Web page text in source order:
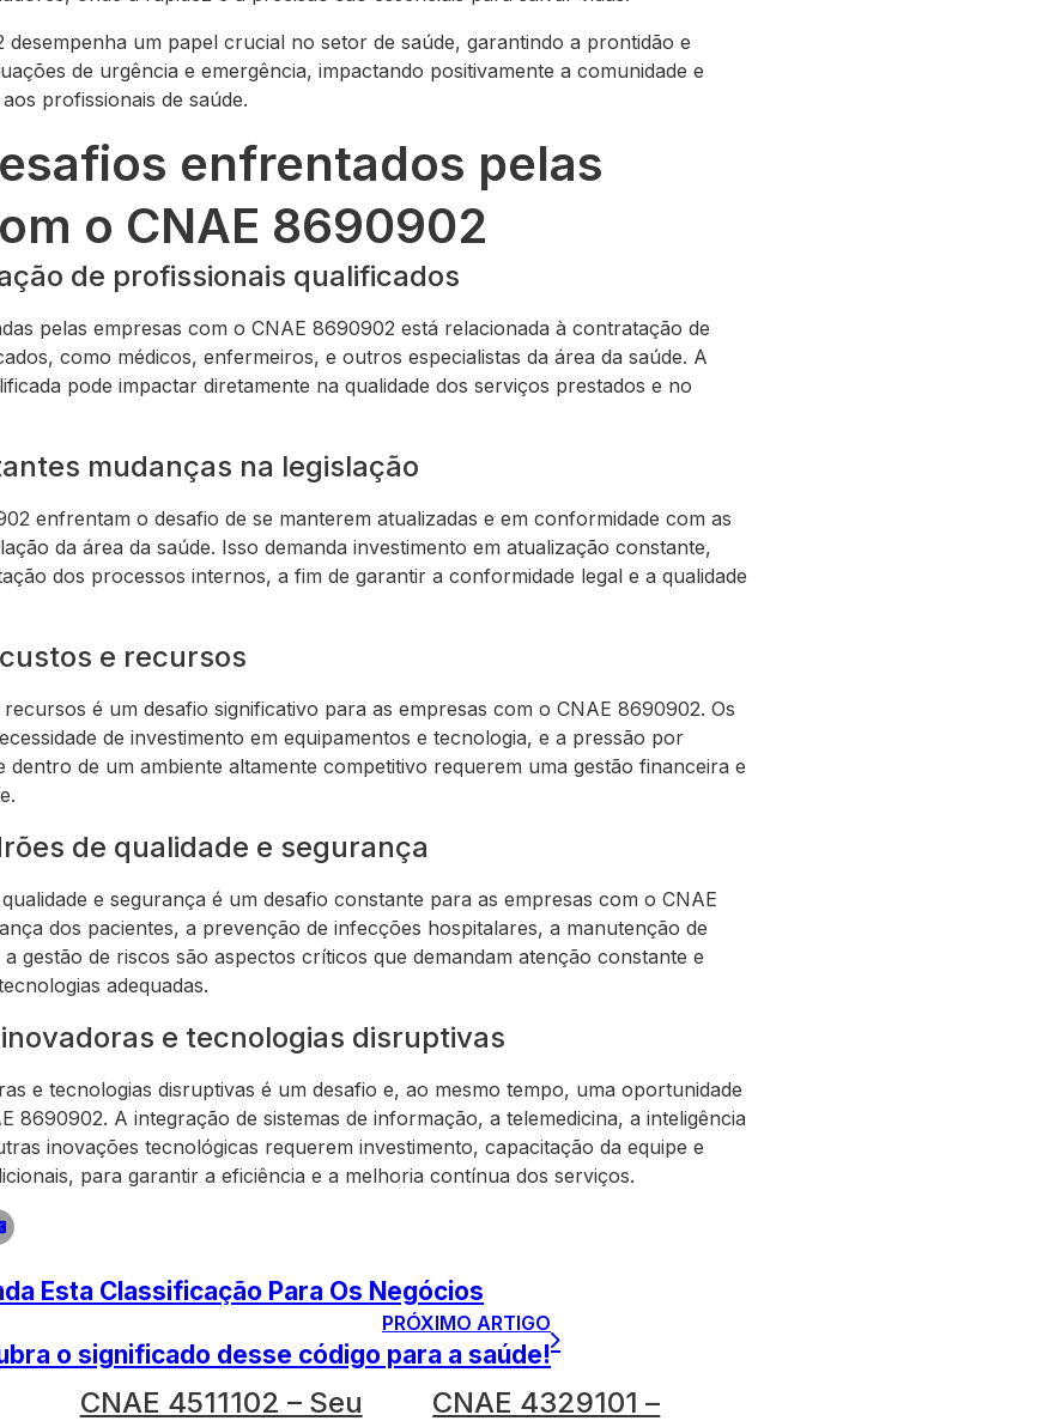
um papel crucial no setor de saúde, garantindo a prontidão e
de urgência e emergência, impactando positivamente a comunidade e
profissionais de saúde.
enfrentados pelas
o CNAE 8690902
de profissionais qualificados
pelas empresas com o CNAE 8690902 está relacionada à contratação de
como médicos, enfermeiros, e outros especialistas da área da saúde. A
pode impactar diretamente na qualidade dos serviços prestados e no
mudanças na legislação
enfrentam o desafio de se manterem atualizadas e em conformidade com as
da área da saúde. Isso demanda investimento em atualização constante,
dos processos internos, a fim de garantir a conformidade legal e a qualidade
e recursos
é um desafio significativo para as empresas com o CNAE 8690902. Os
de investimento em equipamentos e tecnologia, e a pressão por
dentro de um ambiente altamente competitivo requerem uma gestão financeira e
de qualidade e segurança
e segurança é um desafio constante para as empresas com o CNAE
dos pacientes, a prevenção de infecções hospitalares, a manutenção de
gestão de riscos são aspectos críticos que demandam atenção constante e
adequadas.
e tecnologias disruptivas
e tecnologias disruptivas é um desafio e, ao mesmo tempo, uma oportunidade
8690902. A integração de sistemas de informação, a telemedicina, a inteligência
inovações tecnológicas requerem investimento, capacitação da equipe e
para garantir a eficiência e a melhoria contínua dos serviços.
Esta Classificação Para Os Negócios
PRÓXIMO ARTIGO
o significado desse código para a saúde!
CNAE 4511102 – Seu
CNAE 4329101 –